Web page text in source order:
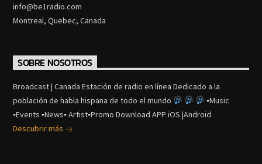
info@be1radio.com
Montreal, Quebec, Canada
SOBRE NOSOTROS
Broadcast | Canada Estación de radio en línea Dedicado a la
población de habla hispana de todo el mundo
▪Music
▪Events ▪News▪ Artist▪Promo Download APP iOS |Android
Descubrir más